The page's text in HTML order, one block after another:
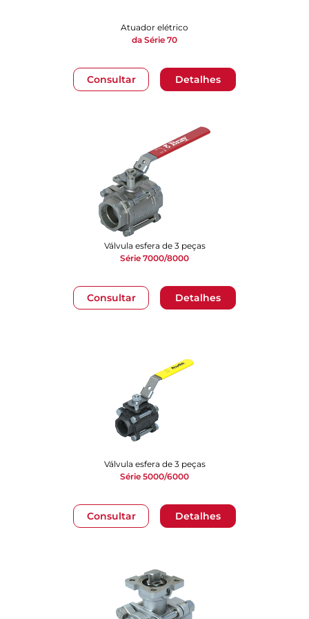
Consultar Detalhes
Atuador elétrico
da Série 70
Consultar Detalhes
Válvula esfera de 3 peças
Série 7000/8000
Consultar Detalhes
Válvula esfera de 3 peças
Série 5000/6000